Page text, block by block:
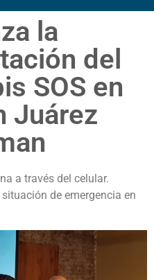
la
del
SOS en
Juárez
a través del celular.
de emergencia en